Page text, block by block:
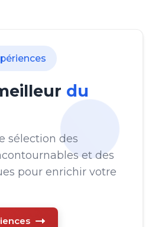
du
sélection des
et des
pour enrichir votre